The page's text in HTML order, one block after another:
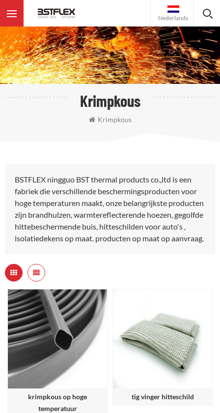
Nederlands
Krimpkous
Krimpkous
BSTFLEX ningguo BST thermal products co.,ltd is een
fabriek die verschillende beschermingsproducten voor
hoge temperaturen maakt, onze belangrijkste producten
zijn brandhulzen, warmtereflecterende hoezen, gegolfde
hittebeschermende buis, hitteschilden voor auto's ,
isolatiedekens op maat. producten op maat op aanvraag.
krimpkous op hoge
temperatuur
tig vinger hitteschild